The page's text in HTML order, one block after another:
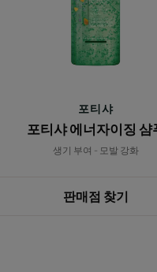
징
샴
푸
포티샤
포티샤 에너자이징 샴
생기 부여 - 모발 강화
판매점 찾기